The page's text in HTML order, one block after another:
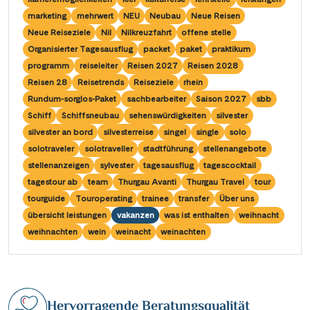
marketing
mehrwert NEU Neubau
Neue Reisen
Neue Reiseziele
Nil Nilkreuzfahrt
offene stelle
Organisierter Tagesausflug
packet paket
praktikum
programm
reiseleiter Reisen 2027
Reisen 2028
Reisen 28
Reisetrends Reiseziele
rhein
Rundum-sorglos-Paket
sachbearbeiter Saison 2027
sbb
Schiff
Schiffsneubau sehenswürdigkeiten
silvester
silvester an bord
silvesterreise singel single
solo
solotraveler
solotraveller stadtführung
stellenangebote
stellenanzeigen
sylvester tagesausflug
tagescocktail
tagestour ab
team Thurgau Avanti Thurgau Travel
tour
tourguide
Touroperating trainee transfer
Über uns
übersicht leistungen
vakanzen was ist enthalten
weihnacht
weihnachten
wein weinacht weinachten
Saar (10)
Seine, Oise & Schelde(6)
Spree (4)
Weser, Ems & Hunte(2)
Weser, Ems-/ Mittellandkanal (14)
Porta Nigra(12)
Reichsburg Cochem(15)
Saarschleife(7)
Schiffshebewerk Arzviller (3)
Schiffshebewerk Niederfinow(19)
Schiffshebewerk Scharnebeck(8)
Schloss Heidelberg(6)
Schloss Sanssouci (11)
Schloss Schönbrunn(5)
Schlögener Schlinge(8)
Stift Melk
Passau(7)
Porto(12)
Potsdam(1)
Regensburg(1)
Rotterdam (2)
Saarbrücken(5)
Saarburg(1)
Stralsund(6)
Strasbourg(1)
Valence